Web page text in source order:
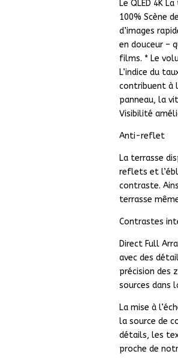
Le QLED 4K
100% Scène
d’images
en douceur –
films. * Le
L’indice du
contribuent à
panneau, la
Visibilité
Anti-reflet
La terrasse
reflets et
contraste.
terrasse
Contrastes
Direct Full
avec des
précision des
sources dans
La mise à
la source de
détails, les
proche de